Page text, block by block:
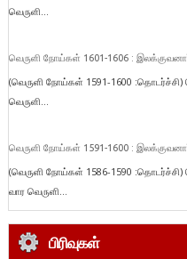
வெருளி...
வெருளி நோய்கள் 1601-1606 :
(வெருளி நோய்கள் 1591-1600
வெருளி...
வெருளி நோய்கள் 1591-1600 :
(வெருளி நோய்கள் 1586-1590
வார வெருளி...
பிரிவுகள்